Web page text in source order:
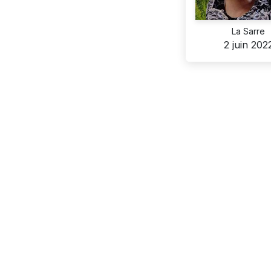
La Sarre
2 juin